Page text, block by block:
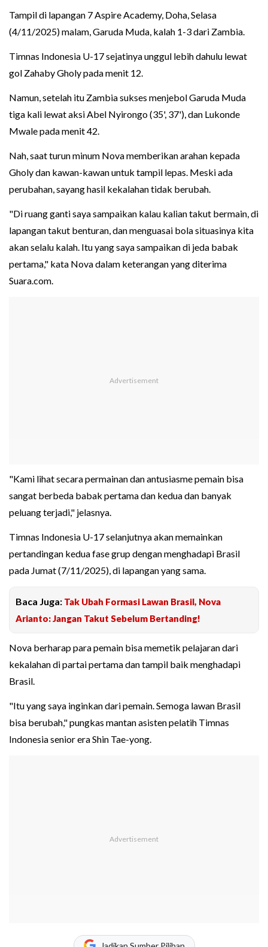
Tampil di lapangan 7 Aspire Academy, Doha, Selasa
(4/11/2025) malam, Garuda Muda, kalah 1-3 dari Zambia.
Timnas Indonesia U-17 sejatinya unggul lebih dahulu lewat
gol Zahaby Gholy pada menit 12.
Namun, setelah itu Zambia sukses menjebol Garuda Muda
tiga kali lewat aksi Abel Nyirongo (35', 37'), dan Lukonde
Mwale pada menit 42.
Nah, saat turun minum Nova memberikan arahan kepada
Gholy dan kawan-kawan untuk tampil lepas. Meski ada
perubahan, sayang hasil kekalahan tidak berubah.
"Di ruang ganti saya sampaikan kalau kalian takut bermain, di
lapangan takut benturan, dan menguasai bola situasinya kita
akan selalu kalah. Itu yang saya sampaikan di jeda babak
pertama," kata Nova dalam keterangan yang diterima
Suara.com.
"Kami lihat secara permainan dan antusiasme pemain bisa
sangat berbeda babak pertama dan kedua dan banyak
peluang terjadi," jelasnya.
Timnas Indonesia U-17 selanjutnya akan memainkan
pertandingan kedua fase grup dengan menghadapi Brasil
pada Jumat (7/11/2025), di lapangan yang sama.
Baca Juga: Tak Ubah Formasi Lawan Brasil, Nova
Arianto: Jangan Takut Sebelum Bertanding!
Nova berharap para pemain bisa memetik pelajaran dari
kekalahan di partai pertama dan tampil baik menghadapi
Brasil.
"Itu yang saya inginkan dari pemain. Semoga lawan Brasil
bisa berubah," pungkas mantan asisten pelatih Timnas
Indonesia senior era Shin Tae-yong.